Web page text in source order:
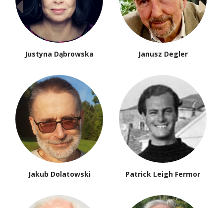
Justyna Dąbrowska Janusz Degler
Jakub Dolatowski Patrick Leigh Fermor